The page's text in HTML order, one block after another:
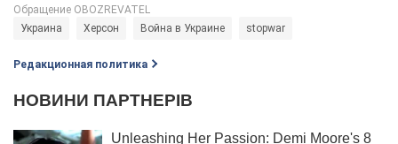
Украина Херсон Война в Украине stopwar
Редакционная политика